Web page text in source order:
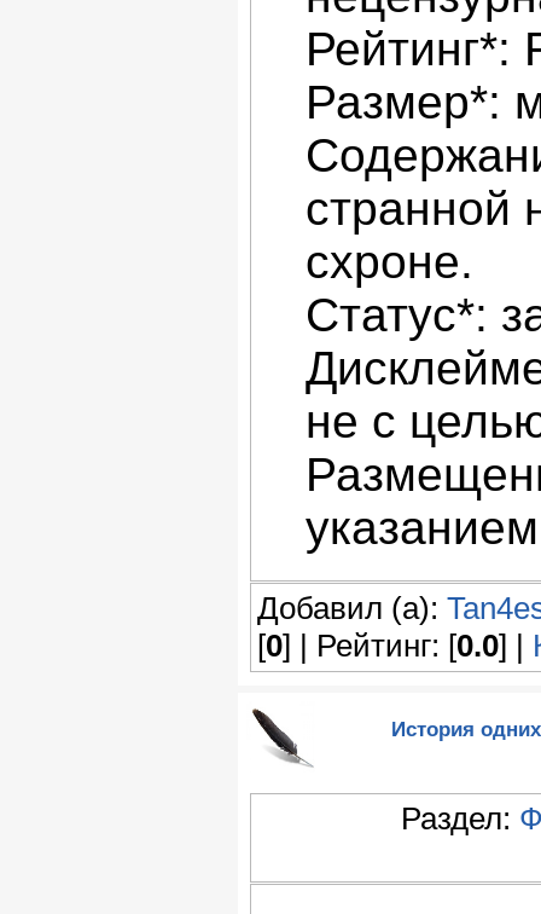
Рейтинг*:
Размер*:
странной
схроне.
Статус*:
не с
Добавил (а):
[0] | Рейтинг: [0.0] |
История
Раздел: